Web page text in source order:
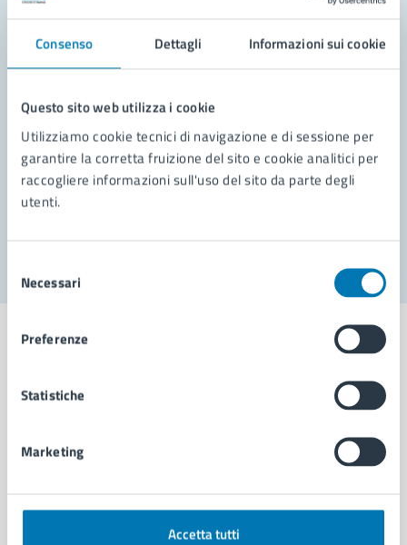
Consenso Dettagli Informazioni sui cookie
Questo sito web utilizza i cookie
Utilizziamo cookie tecnici di navigazione e di sessione per
garantire la corretta fruizione del sito e cookie analitici per
raccogliere informazioni sull'uso del sito da parte degli
utenti.
delNecessari
Preferenze
Statistiche
Marketing
Accetta tutti
Leggi le domande frequenti
Richiedi assistenza
Prenota appuntamento
Problemi in città
Comune di Napoli
AMMINISTRAZIONE
Organi di governo